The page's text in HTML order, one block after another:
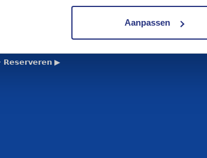
Aanpassen
𝗥𝗲𝘀𝗲𝗿𝘃𝗲𝗿𝗲𝗻 ▶